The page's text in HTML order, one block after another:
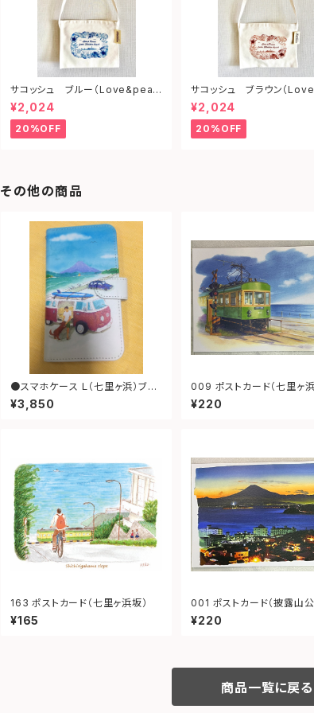
サコッシュ ブルー（Love&peac
e from shonan)
¥2,024
20%OFF
サコッシュ ブラウン（
ce from shonan)
¥2,024
20%OFF
その他の商品
●スマホケース Ｌ（七里ヶ浜）ブラ
ウン
¥3,850
009 ポストカード（七里ヶ浜 江
ノ電）
¥220
163 ポストカード（七里ヶ浜坂）
¥165
001 ポストカード（披露山公園
夜景）
¥220
商品一覧に戻る